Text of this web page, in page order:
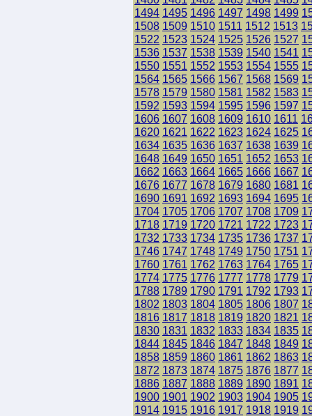
1494 1495 1496 1497 1498 1499
1508 1509 1510 1511 1512 1513
1522 1523 1524 1525 1526 1527
1536 1537 1538 1539 1540 1541
1550 1551 1552 1553 1554 1555
1564 1565 1566 1567 1568 1569
1578 1579 1580 1581 1582 1583
1592 1593 1594 1595 1596 1597
1606 1607 1608 1609 1610 1611
1620 1621 1622 1623 1624 1625
1634 1635 1636 1637 1638 1639
1648 1649 1650 1651 1652 1653
1662 1663 1664 1665 1666 1667
1676 1677 1678 1679 1680 1681
1690 1691 1692 1693 1694 1695
1704 1705 1706 1707 1708 1709
1718 1719 1720 1721 1722 1723
1732 1733 1734 1735 1736 1737
1746 1747 1748 1749 1750 1751
1760 1761 1762 1763 1764 1765
1774 1775 1776 1777 1778 1779
1788 1789 1790 1791 1792 1793
1802 1803 1804 1805 1806 1807
1816 1817 1818 1819 1820 1821
1830 1831 1832 1833 1834 1835
1844 1845 1846 1847 1848 1849
1858 1859 1860 1861 1862 1863
1872 1873 1874 1875 1876 1877
1886 1887 1888 1889 1890 1891
1900 1901 1902 1903 1904 1905
1914 1915 1916 1917 1918 1919